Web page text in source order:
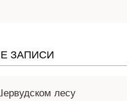
ЗАПИСИ
лесу